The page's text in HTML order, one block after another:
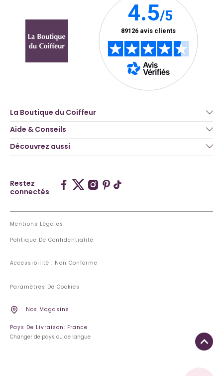
La Boutique du Coiffeur
Aide & Conseils
Découvrez aussi
Restez
connectés
Mentions Légales
Politique De Confidentialité
Accessibilité : Non Conforme
Paramètres De Cookies
Nos Magasins
Pays De Livraison: France
Changer de pays ou de langue